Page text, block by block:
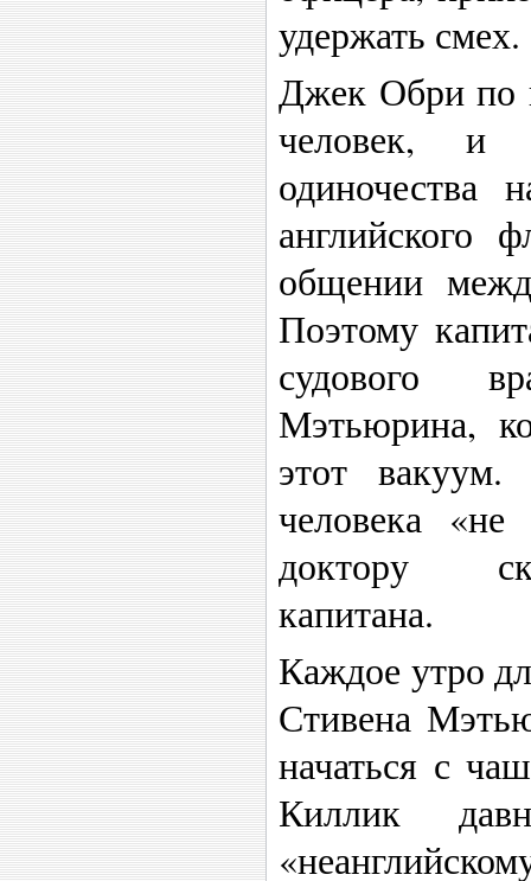
удержать смех.
Джек Обри по
человек, и
одиночества
английского
общении
Поэтому
судового
Мэтьюрина,
этот
человека
доктору
капитана.
Каждое утро
Стивена
начаться с
Киллик